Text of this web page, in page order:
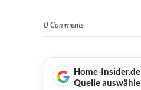
0 Comments
Home-
Quelle